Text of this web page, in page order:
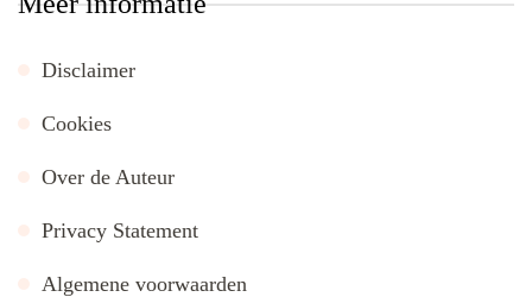
Disclaimer
Cookies
Over de Auteur
Privacy Statement
Algemene voorwaarden